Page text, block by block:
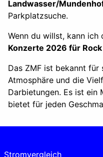
Landwasser/
Parkplatzsuche.
Wenn du willst, kann ich
Konzerte 2026 für
Das ZMF ist bekannt für
Atmosphäre und die
Darbietungen. Es ist ein
bietet für jeden
Stromvergleich